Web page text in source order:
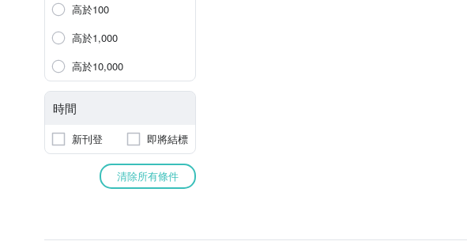
高於100
高於1,000
高於10,000
時間
新刊登 即將結標
清除所有條件